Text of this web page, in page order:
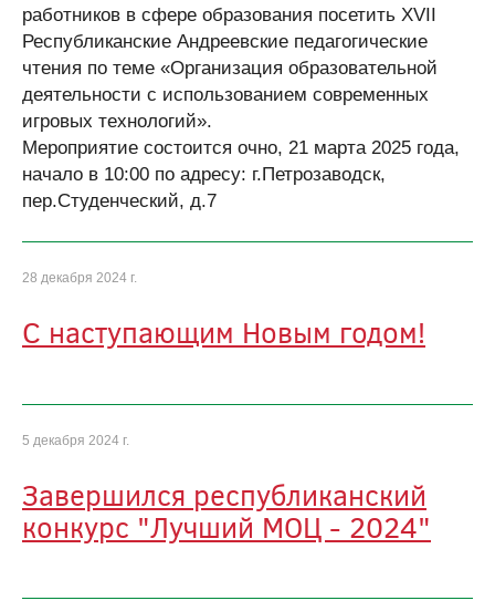
работников в сфере образования посетить XVII
Республиканские Андреевские педагогические
чтения по теме «Организация образовательной
деятельности с использованием современных
игровых технологий».
Мероприятие состоится очно, 21 марта 2025 года,
начало в 10:00 по адресу: г.Петрозаводск,
пер.Студенческий, д.7
28 декабря 2024 г.
С наступающим Новым годом!
5 декабря 2024 г.
Завершился республиканский
конкурс "Лучший МОЦ - 2024"